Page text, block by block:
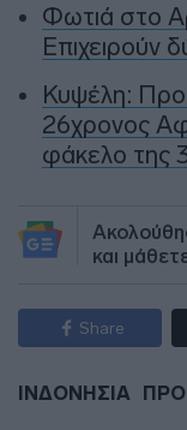
Φωτιά στο
Επιχειρούν
Κυψέλη:
26χρονος
φάκελο της
και
Share
ΙΝΔΟΝΗΣΙΑ